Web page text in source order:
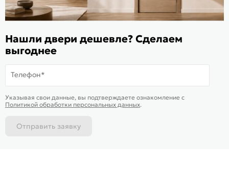
В корзину-48 527 ₽ Купить в 1 клик
© 2010—2026 Склад Дверей 169.RU
Пользовательское соглашение
Политика обработки персональных данных
Нашли двери дешевле? Сделаем
выгоднее
Телефон*
Указывая свои данные, вы подтверждаете ознакомление c
Политикой обработки персональных данных.
Отправить заявку